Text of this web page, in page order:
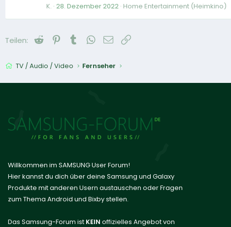
K. 28. Dezember 2022 Home Entertainment (Heimkino)
Teilen: Reddit PinterestTumblrWhatsApp
E-Mail
TV / Audio / Video Fernseher
Willkommen im SAMSUNG User Forum!
Hier kannst du dich über deine Samsung und Galaxy
Produkte mit anderen Usern austauschen oder Fragen
zum Thema Android und Bixby stellen.
Das Samsung-Forum ist KEIN offizielles Angebot von